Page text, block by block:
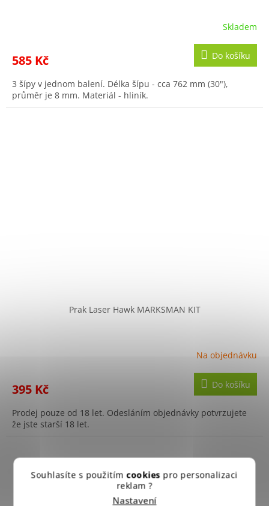
Souhlasíte s použitímcookies pro personalizaci
reklam ?
Nastavení
Skladem
585 Kč Do košíku
3 šípy v jednom balení. Délka šípu - cca 762 mm (30"),
průměr je 8 mm. Materiál - hliník.
Prak Laser Hawk MARKSMAN KIT
Na objednávku
395 Kč Do košíku
Prodej pouze od 18 let. Odesláním objednávky potvrzujete
že jste starší 18 let.